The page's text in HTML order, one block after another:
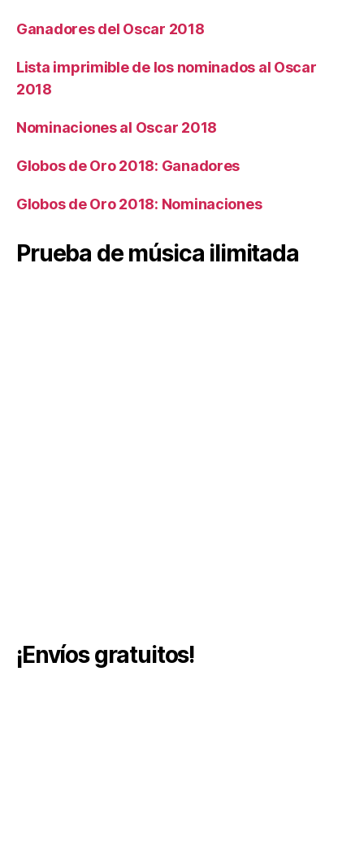
Ganadores del Oscar 2018
Lista imprimible de los nominados al Oscar
2018
Nominaciones al Oscar 2018
Globos de Oro 2018: Ganadores
Globos de Oro 2018: Nominaciones
Prueba de música ilimitada
¡Envíos gratuitos!